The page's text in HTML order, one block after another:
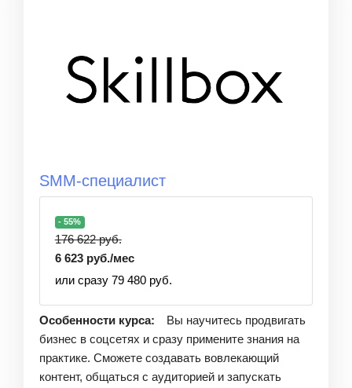
SMM-специалист
- 55%
176 622 руб.
6 623 руб./мес
или сразу 79 480 руб.
Особенности курса:
Вы научитесь продвигать
бизнес в соцсетях и сразу примените знания на
практике. Сможете создавать вовлекающий
контент, общаться с аудиторией и запускать